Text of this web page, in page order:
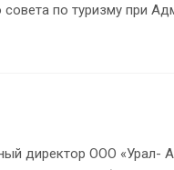
по туризму при
директор ООО «Урал-